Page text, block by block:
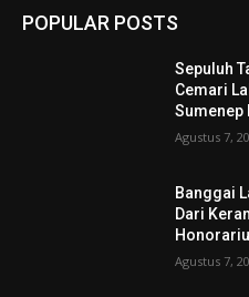
POPULAR POSTS
Sepuluh
Cemari
Sumenep
Agustus 7,
Banggai
Dari
Agustus 7,